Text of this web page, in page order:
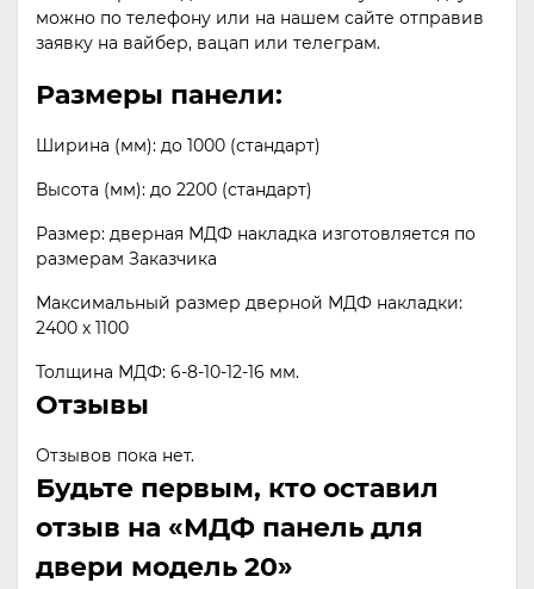
можно по телефону или на нашем сайте отправив
заявку на вайбер, вацап или телеграм.
Размеры панели:
Ширина (мм): до 1000 (стандарт)
Высота (мм): до 2200 (стандарт)
Размер: дверная МДФ накладка изготовляется по
размерам Заказчика
Максимальный размер дверной МДФ накладки:
2400 х 1100
Толщина МДФ: 6-8-10-12-16 мм.
Отзывы
Отзывов пока нет.
Будьте первым, кто оставил
отзыв на «МДФ панель для
двери модель 20»